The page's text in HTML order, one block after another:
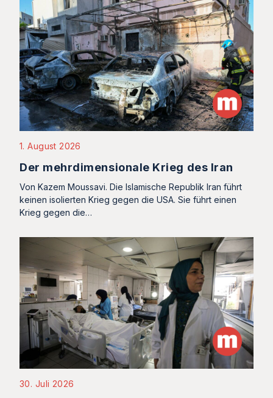
1. August 2026
Der mehrdimensionale Krieg des Iran
Von Kazem Moussavi. Die Islamische Republik Iran führt
keinen isolierten Krieg gegen die USA. Sie führt einen
Krieg gegen die…
30. Juli 2026